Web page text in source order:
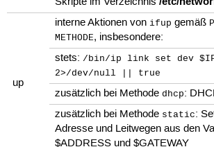
up
interne Aktionen von ifup gemäß
METHODE, insbesondere:
stets: /bin/ip link set dev
2>/dev/null || true
zusätzlich bei Methodedhcp:
zusätzlich bei Methode static:
Adresse und Leitwegen aus den
$ADDRESS und $GATEWAY